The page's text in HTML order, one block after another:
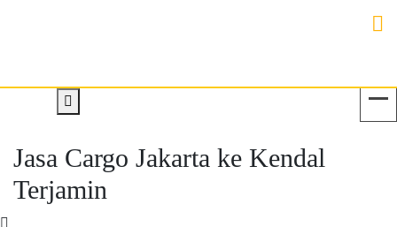
Jasa Cargo Jakarta ke Kendal
Terjamin